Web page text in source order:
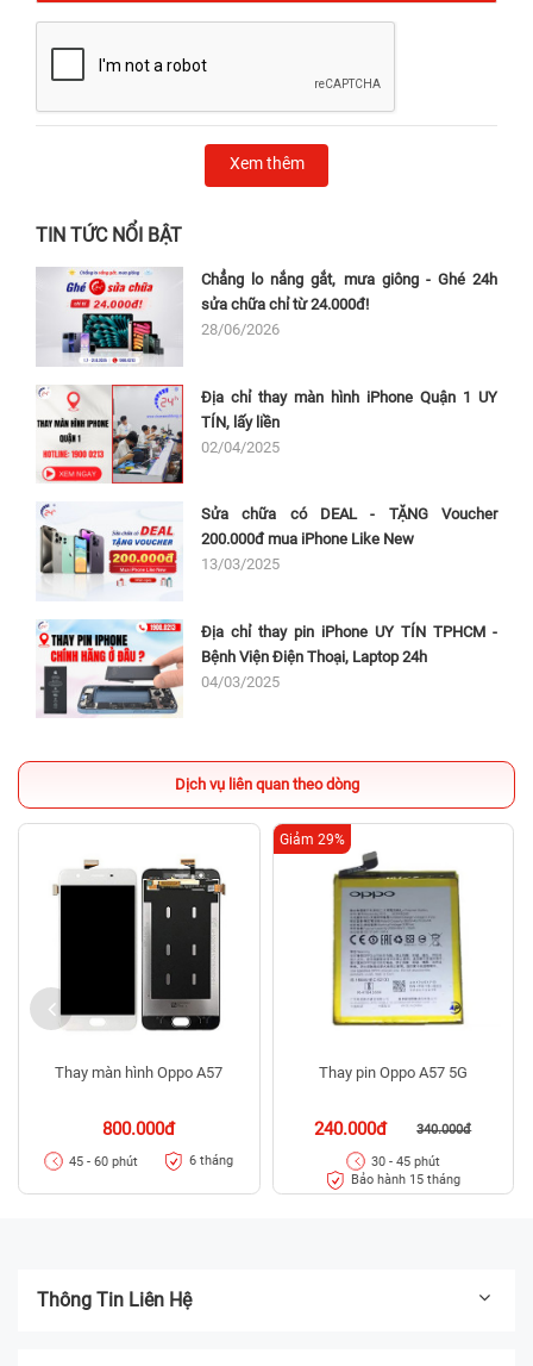
Xem thêm
TIN TỨC NỔI BẬT
Chẳng lo nắng gắt, mưa giông - Ghé 24h
sửa chữa chỉ từ 24.000đ!
28/06/2026
Địa chỉ thay màn hình iPhone Quận 1 UY
TÍN, lấy liền
02/04/2025
Sửa chữa có DEAL - TẶNG Voucher
200.000đ mua iPhone Like New
13/03/2025
Địa chỉ thay pin iPhone UY TÍN TPHCM -
Bệnh Viện Điện Thoại, Laptop 24h
04/03/2025
Dịch vụ liên quan theo dòng
Thay màn hình Oppo A57
800.000đ
45 - 60 phút 6 tháng
Thay pin Oppo A57 5G
240.000đ 340.000đ
Giảm 29%
30 - 45 phút
Bảo hành 15 tháng
Thông Tin Liên Hệ